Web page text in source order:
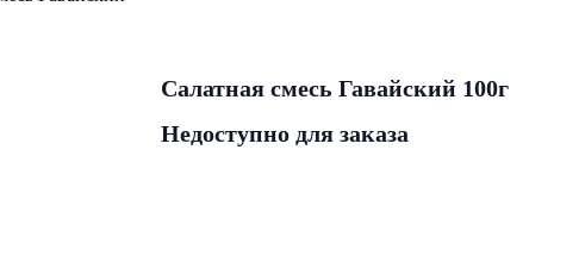
Салатная смесь Гавайский 100г
Недоступно для заказа